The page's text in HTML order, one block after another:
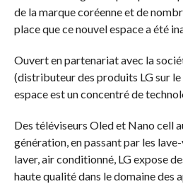
de la marque coréenne et de
place que ce nouvel espace a été
Ouvert en partenariat avec la
(distributeur des produits LG sur
espace est un concentré de
Des téléviseurs Oled et Nano cell
génération, en passant par les
laver, air conditionné, LG expose
haute qualité dans le domaine des